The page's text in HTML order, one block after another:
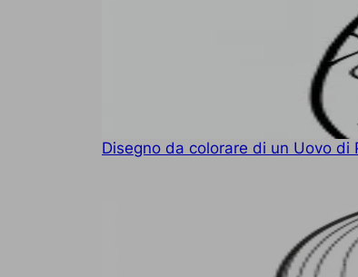
Disegno da colorare di un Uovo di